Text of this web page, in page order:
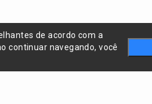
de acordo com a
continuar navegando, você